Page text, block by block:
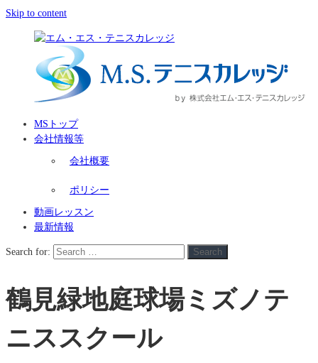
Skip to content
MSトップ
会社情報等
会社概要
ポリシー
動画レッスン
最新情報
Search for: Search
鶴見緑地庭球場ミズノテ
ニススクール